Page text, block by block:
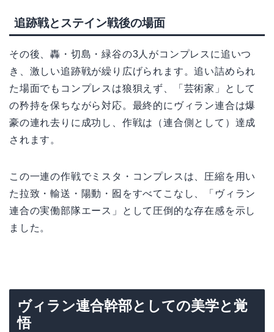
追跡戦とステイン戦後の場面
その後、轟・切島・緑谷の3人がコンプレスに追いつ
き、激しい追跡戦が繰り広げられます。追い詰められ
た場面でもコンプレスは狼狽えず、「芸術家」として
の矜持を保ちながら対応。最終的にヴィラン連合は爆
豪の連れ去りに成功し、作戦は（連合側として）達成
されます。
この一連の作戦でミスタ・コンプレスは、圧縮を用い
た拉致・輸送・陽動・囮をすべてこなし、「ヴィラン
連合の実働部隊エース」として圧倒的な存在感を示し
ました。
ヴィラン連合幹部としての美学と覚
悟